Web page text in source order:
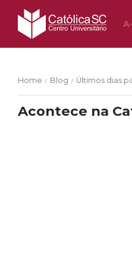
A-
Home / Blog / Últimos dias
Acontece na